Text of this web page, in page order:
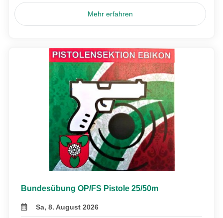
Mehr erfahren
Bundesübung OP/FS Pistole 25/50m
Sa, 8. August 2026